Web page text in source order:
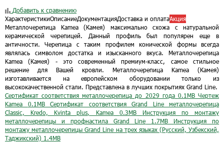
Добавить к сравнению
ХарактеристикиОписаниеДокументацияДоставка и оплатаАкция
Металлочерепица Kamea (Камея) максимально схожа с натуральной
керамической черепицей. Данный профиль был популярен еще в
античности. Черепица с таким профилем конической формы всегда
являлась символом достатка и изысканного вкуса. Металлочерепица
Kamea (Камея) - это современный премиум-класс, самое стильное
решение для Вашей кровли. Металлочерепица Kamea (Камея)
изготавливается на европейском оборудовании только из
высококачественной стали. Представлена в лучших покрытиях Grand Line.
Сертификат соответствия металлочерепица до 2029 года 0.1MBЧертеж
Kamea
0.1MB Сертификат соответствия Grand Line металлочерепица
Classic, Kredo, Kvinta plus, Kamea
0.3MB Инструкция по монтажу
металлочерепицы и профнастила Grand Line
1.7MBИнструкция по
монтажу металлочерепицы Grand Line на трех языках (Русский, Узбекский,
Таджикский) 1.4MB